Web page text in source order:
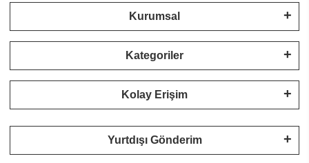
Kurumsal
Kategoriler
Kolay Erişim
Yurtdışı Gönderim